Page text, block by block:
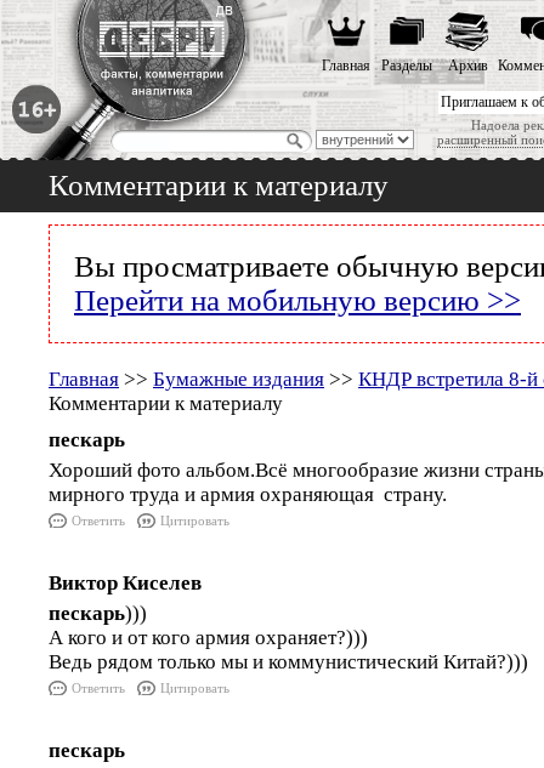
Приглашаем к
Надоела
расширенный
Главная Разделы Архив
Комментарии к материалу
Вы просматриваете обычную
Перейти на мобильную версию >>
Главная >> Бумажные издания >> КНДР встретила 8-
Комментарии к материалу
пескарь
Хороший фото альбом.Всё многообразие жизни
мирного труда и армия охраняющая страну.
Ответить Цитировать
Виктор Киселев
пескарь)))
А кого и от кого армия охраняет?)))
Ведь рядом только мы и коммунистический Китай?)))
Ответить Цитировать
пескарь